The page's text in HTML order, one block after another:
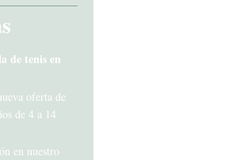
de tenis en
oferta de
de 4 a 14
en nuestro